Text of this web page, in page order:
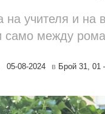
на учителя и
само между
05-08-2024 в Брой 31, 01